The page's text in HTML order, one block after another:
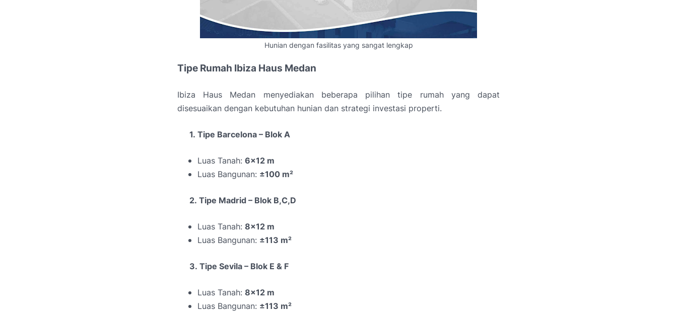
Hunian dengan fasilitas yang sangat lengkap
Tipe Rumah Ibiza Haus Medan
Ibiza Haus Medan menyediakan beberapa pilihan tipe rumah yang dapat
disesuaikan dengan kebutuhan hunian dan strategi investasi properti.
1. Tipe Barcelona – Blok A
Luas Tanah: 6x12 m
Luas Bangunan: ±100 m²
2. Tipe Madrid – Blok B,C,D
Luas Tanah: 8x12 m
Luas Bangunan: ±113 m²
3. Tipe Sevila – Blok E & F
Luas Tanah: 8x12 m
Luas Bangunan: ±113 m²